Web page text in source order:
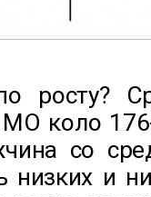
росту?
коло
со
низких и